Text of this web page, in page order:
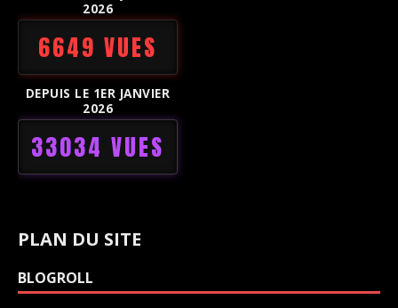
2026
6649 VUES
DEPUIS LE 1ER JANVIER
2026
33034 VUES
PLAN DU SITE
BLOGROLL